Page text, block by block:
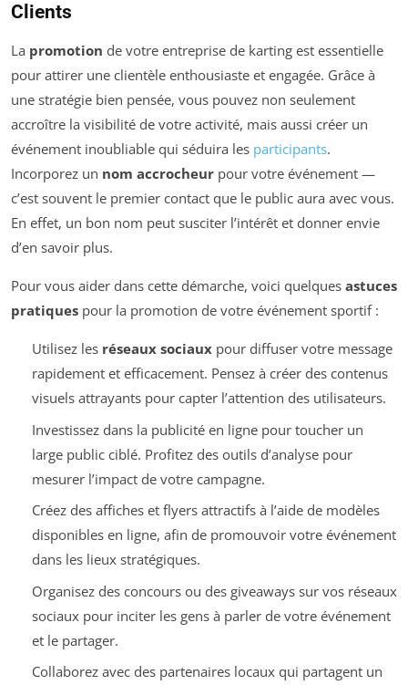
Clients
La promotion de votre entreprise de karting est essentielle
pour attirer une clientèle enthousiaste et engagée. Grâce à
une stratégie bien pensée, vous pouvez non seulement
accroître la visibilité de votre activité, mais aussi créer un
événement inoubliable qui séduira les participants.
Incorporez un nom accrocheur pour votre événement —
c’est souvent le premier contact que le public aura avec vous.
En effet, un bon nom peut susciter l’intérêt et donner envie
d’en savoir plus.
Pour vous aider dans cette démarche, voici quelques astuces
pratiques pour la promotion de votre événement sportif :
Utilisez les réseaux sociauxpour diffuser votre message
rapidement et efficacement. Pensez à créer des contenus
visuels attrayants pour capter l’attention des utilisateurs.
Investissez dans la publicité en ligne pour toucher un
large public ciblé. Profitez des outils d’analyse pour
mesurer l’impact de votre campagne.
Créez des affiches et flyers attractifs à l’aide de modèles
disponibles en ligne, afin de promouvoir votre événement
dans les lieux stratégiques.
Organisez des concours ou des giveaways sur vos réseaux
sociaux pour inciter les gens à parler de votre événement
et le partager.
Collaborez avec des partenaires locaux qui partagent un